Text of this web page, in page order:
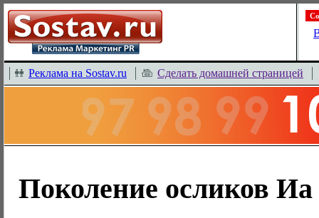
Реклама на Sostav.ru Сделать домашней страницей
Поколение осликов Иа